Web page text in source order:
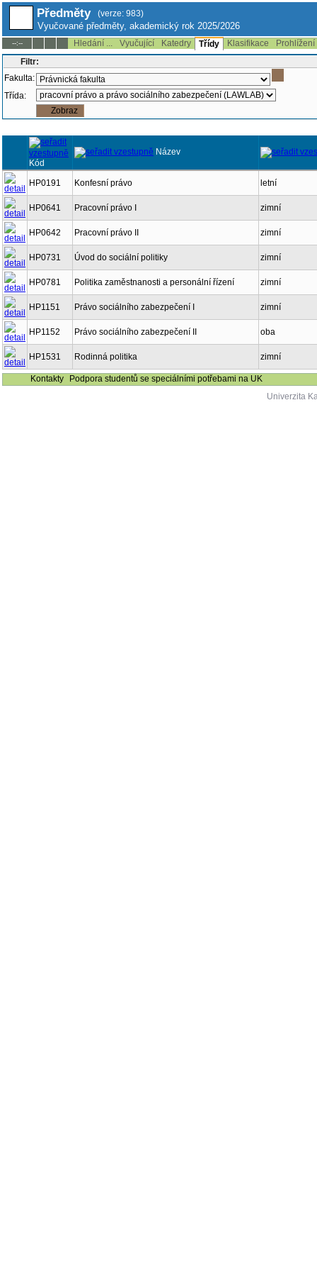
Předměty (verze: 983)
Vyučované předměty, akademický rok 2025/2026
--:-- Hledání ... Vyučující Katedry Třídy Klasifikace
Filtr:
Fakulta:
Třída:
Kód
Název
HP0191 Konfesní právo letní
HP0641 Pracovní právo I zimní
HP0642 Pracovní právo II zimní
HP0731 Úvod do sociální politiky zimní
HP0781 Politika zaměstnanosti a personální řízení zimní
HP1151 Právo sociálního zabezpečení I zimní
HP1152 Právo sociálního zabezpečení II oba
HP1531 Rodinná politika zimní
Kontakty
Podpora studentů se speciálními potřebami na UK
Univerzita